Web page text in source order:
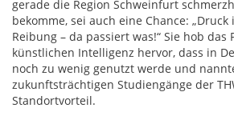
gerade die Region Schweinfurt
bekomme, sei auch eine Chance:
Reibung – da passiert was!“ Sie hob das
künstlichen Intelligenz hervor, dass in
noch zu wenig genutzt werde und
zukunftsträchtigen Studiengänge der
Standortvorteil.